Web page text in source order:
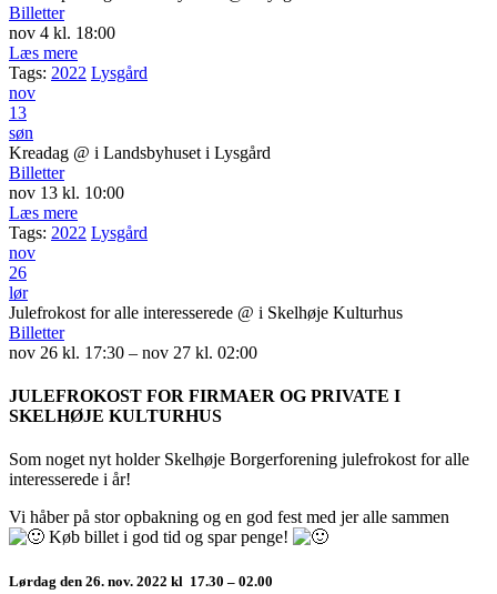
Billetter
nov 4 kl. 18:00
Læs mere
Tags: 2022 Lysgård
nov
13
søn
Kreadag @ i Landsbyhuset i Lysgård
Billetter
nov 13 kl. 10:00
Læs mere
Tags: 2022 Lysgård
nov
26
lør
Julefrokost for alle interesserede @ i Skelhøje Kulturhus
Billetter
nov 26 kl. 17:30 – nov 27 kl. 02:00
JULEFROKOST FOR FIRMAER OG PRIVATE I
SKELHØJE KULTURHUS
Som noget nyt holder Skelhøje Borgerforening julefrokost for alle
interesserede i år!
Vi håber på stor opbakning og en god fest med jer alle sammen
Køb billet i god tid og spar penge!
Lørdag den 26. nov. 2022 kl 17.30 – 02.00